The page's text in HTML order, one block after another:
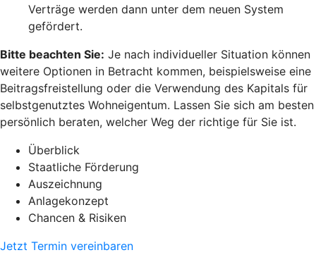
Verträge werden dann unter dem neuen System
gefördert.
Bitte beachten Sie: Je nach individueller Situation können
weitere Optionen in Betracht kommen, beispielsweise eine
Beitragsfreistellung oder die Verwendung des Kapitals für
selbstgenutztes Wohneigentum. Lassen Sie sich am besten
persönlich beraten, welcher Weg der richtige für Sie ist.
Überblick
Staatliche Förderung
Auszeichnung
Anlagekonzept
Chancen & Risiken
Jetzt Termin vereinbaren